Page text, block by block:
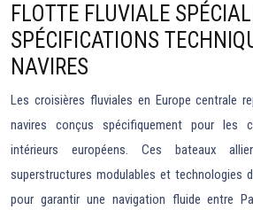
FLOTTE FLUVIALE
SPÉCIFICATIONS
NAVIRES
Les croisières fluviales en Europe centrale
navires conçus spécifiquement pour les
intérieurs européens. Ces bateaux
superstructures modulables et technologies
pour garantir une navigation fluide entre